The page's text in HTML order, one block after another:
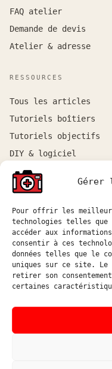
Gérer
Pour offrir les
technologies telles
accéder aux
consentir à ces
données telles que le
uniques sur ce site.
retirer son
certaines
FAQ atelier
Demande de devis
Atelier & adresse
RESSOURCES
Tous les articles
Tutoriels boîtiers
Tutoriels objectifs
DIY & logiciel
ATELIER
Atelier sur rendez-
Provence.
Réponse aux
atelier@hostophoto.fr
À propos de l’atelier
Accéder au suivi